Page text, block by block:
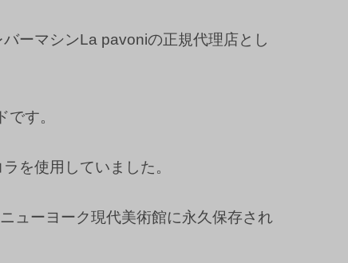
ーマシンLa pavoniの正規代理店とし
す。
を使用していました。
ニューヨーク現代美術館に永久保存され